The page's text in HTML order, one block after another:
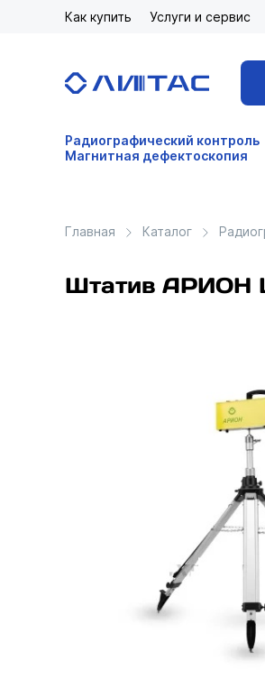
Как купить Услуги и сервис
Радиографический контроль
Магнитная дефектоскопия
Главная Каталог
Штатив